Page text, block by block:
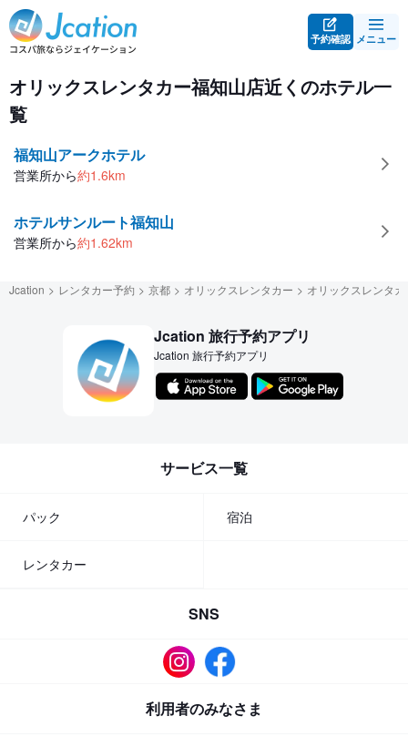
予約確認 メニュー
オリックスレンタカー福知山店営業所近くのホテル一覧
オリックスレンタカー福知山店近くのホテル一
覧
福知山アークホテル
営業所から約1.6km
ホテルサンルート福知山
営業所から約1.62km
Jcation レンタカー予約 京都 オリックスレンタカー オリックスレンタ
Jcation 旅行予約アプリ
Jcation 旅行予約アプリ
サービス一覧
パック 宿泊
レンタカー
SNS
利用者のみなさま